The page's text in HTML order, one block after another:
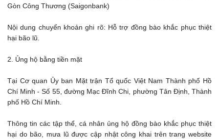
Gòn Công Thương (Saigonbank)
Nội dung chuyển khoản ghi rõ: Hỗ trợ đồng bào khắc phục thiệt
hại bão lũ.
2. Ủng hộ bằng tiền mặt
Tại Cơ quan Ủy ban Mặt trận Tổ quốc Việt Nam Thành phố Hồ
Chí Minh - Số 55, đường Mạc Đĩnh Chi, phường Tân Định, Thành
phố Hồ Chí Minh.
Thông tin các tập thể, cá nhân ủng hộ đồng bào khắc phục thiệt
hại do bão, mưa lũ được cập nhật công khai trên trang website